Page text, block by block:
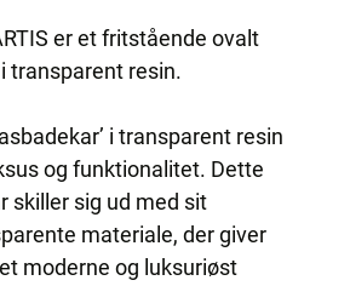
er et fritstående ovalt
transparent resin.
i transparent resin
og funktionalitet. Dette
skiller sig ud med sit
materiale, der giver
moderne og luksuriøst